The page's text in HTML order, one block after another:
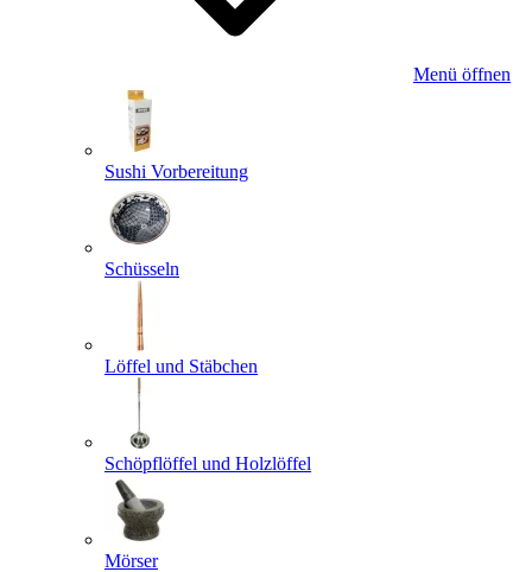
Menü öffnen
Sushi Vorbereitung
Schüsseln
Löffel und Stäbchen
Schöpflöffel und Holzlöffel
Mörser